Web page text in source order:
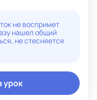
Я люблю
и стараюсь
страх перед
чтобы ваш
на контрольных и
не воспримет
нашел общий
не стесняется
урок